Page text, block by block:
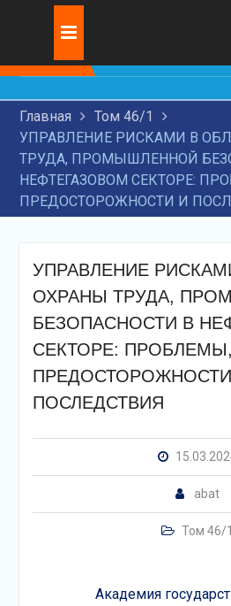
к
Журнал:
РАЗВИТИЕ
ЖЕЛЕЗНОДОРОЖНОМ
ТРАНСПОРТЕ
ИССЛЕДОВАНИЕ
СОВРЕМЕННЫХ
ТЕХНОЛОГИЙ ДЛЯ
НАНЕСЕНИЯ
МАШИН
ИСКУССТВЕННЫЙ
ИНТЕЛЛЕКТ И
ЮРИДИЧЕСКИЕ
Главная
Том 46/1
УПРАВЛЕНИЕ РИСКАМИ В
ТРУДА, ПРОМЫШЛЕННОЙ
НЕФТЕГАЗОВОМ СЕКТОРЕ:
ПРЕДОСТОРОЖНОСТИ И
УПРАВЛЕНИЕ
ОХРАНЫ ТРУДА,
БЕЗОПАСНОСТИ В
СЕКТОРЕ:
ПОСЛЕДСТВИЯ
abat
Том 46/1
Академия